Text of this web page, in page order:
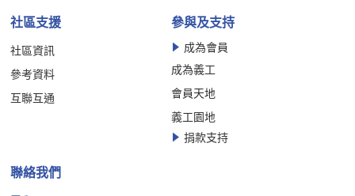
社區支援
社區資訊
參考資料
互聯互通
參與及支持
成為會員
成為義工
會員天地
義工園地
捐款支持
聯絡我們